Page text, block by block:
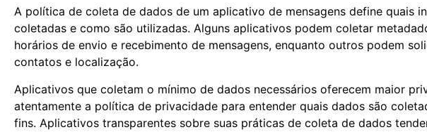
A política de coleta de dados de um aplicativo de mensagens define quais
coletadas e como são utilizadas. Alguns aplicativos podem coletar
horários de envio e recebimento de mensagens, enquanto outros podem
contatos e localização.
Aplicativos que coletam o mínimo de dados necessários oferecem maior
atentamente a política de privacidade para entender quais dados são
fins. Aplicativos transparentes sobre suas práticas de coleta de dados